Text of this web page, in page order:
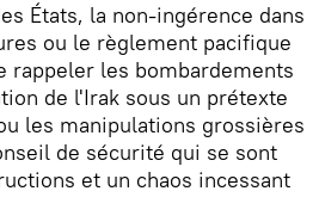
États, la non-ingérence dans
ou le règlement pacifique
les bombardements
de l'Irak sous un prétexte
les manipulations grossières
de sécurité qui se sont
et un chaos incessant